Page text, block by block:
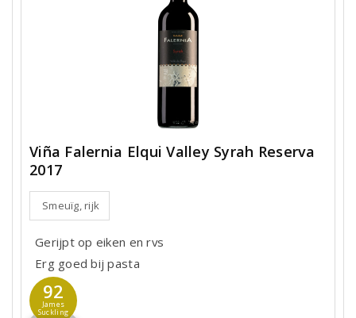
Viña Falernia Elqui Valley Syrah Reserva
2017
Smeuïg, rijk
Gerijpt op eiken en rvs
Erg goed bij pasta
92
James
Suckling